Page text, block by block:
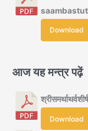
Download
आज यह मन्त्र पढ़ें
Download